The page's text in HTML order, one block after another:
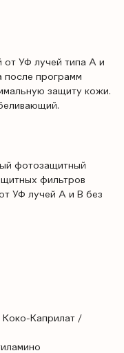
от УФ лучей типа A и
после программ
защиту кожи.
фотозащитный
фильтров
УФ лучей А и В без
Коко-Каприлат /